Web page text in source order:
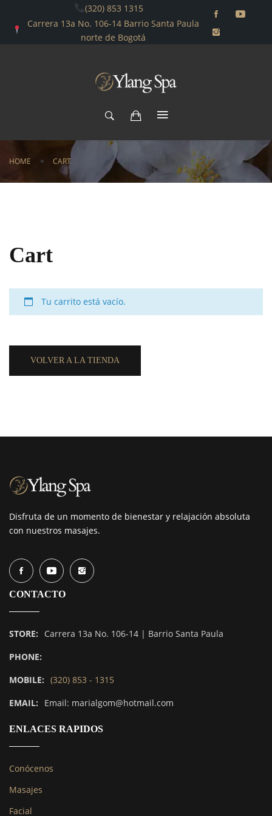
(320) 853 1315
Carrera 13a No. 106-14 Barrio Santa Paula
norte de Bogotá
HOME CART
Cart
Tu carrito está vacío.
VOLVER A LA TIENDA
Disfruta de un momento de bienestar y relajación absoluta
con nuestros masajes.
CONTACTO
STORE:
Carrera 13a No. 106-14 | Barrio Santa Paula
PHONE:
MOBILE: (320) 853 - 1315
EMAIL:
Email: marialgom@hotmail.com
ENLACES RAPIDOS
Conócenos
Masajes
Facial